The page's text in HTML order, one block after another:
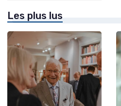
Les plus lus